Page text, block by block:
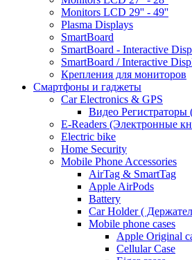
Monitors LCD 29'' - 49''
Plasma Displays
SmartBoard
SmartBoard - Interactive
SmartBoard / Interactive
Крепления для мониторов
Смартфоны и гаджеты
Car Electronics & GPS
Видео Регистраторы
E-Readers (Электронные
Electric bike
Home Security
Mobile Phone Accessories
AirTag & SmartTag
Apple AirPods
Battery
Car Holder (
Mobile phone cases
Apple Original
Cellular Case